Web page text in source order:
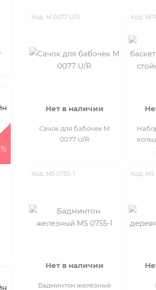
Код: M 0077 U/R
Нет в наличии
Сачок для бабочек M
0077 U/R
Код:
Код: MS 0755-1
Нет в наличии
Бадминтон железный
Код: MS